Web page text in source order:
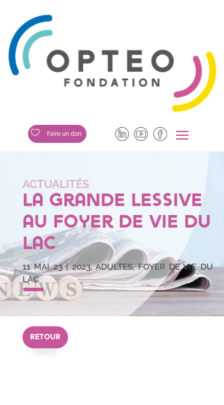
 Faire un don a
La grande lessive
au Foyer de vie du
Lac
11 MAI 23|2023,ADULTES,FOYER DE VIE DU
LAC
RETOUR